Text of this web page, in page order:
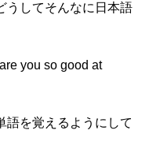
うしてそんなに日本語
you so good at
語を覚えるようにして